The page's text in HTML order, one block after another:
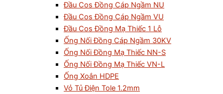
Đầu Cos Đồng Cáp Ngầm NU
Đầu Cos Đồng Cáp Ngầm VU
Đầu Cos Đồng Mạ Thiếc 1 Lỗ
Ống Nối Đồng Cáp Ngầm 30KV
Ống Nối Đồng Mạ Thiếc NN-S
Ống Nối Đồng Mạ Thiếc VN-L
Ống Xoắn HDPE
Vỏ Tủ Điện Tole 1.2mm